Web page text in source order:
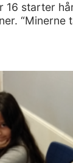
16 starter
“Minerne